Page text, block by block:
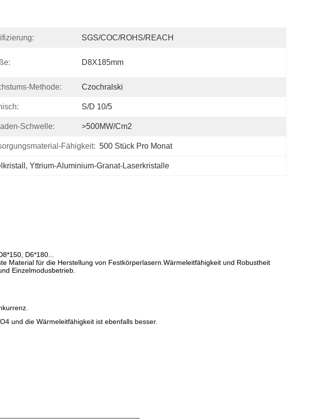
SGS/COC/ROHS/REACH
D8X185mm
Methode: Czochralski
S/D 10/5
Schwelle: >500MW/cm2
Fähigkeit: 500 Stück Pro Monat
, Yttrium-Aluminium-Granat-Laserkristalle
D6*180...
Material für die Herstellung von Festkörperlasern.Wärmeleitfähigkeit und Robustheit
Einzelmodusbetrieb.
und die Wärmeleitfähigkeit ist ebenfalls besser.